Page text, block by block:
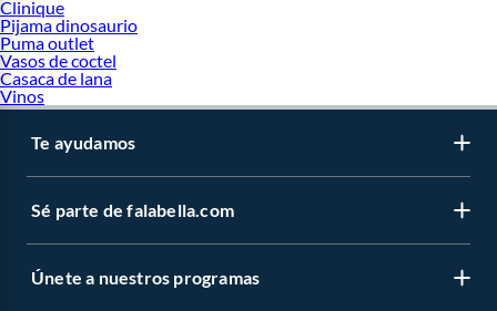
Clinique
Pijama dinosaurio
Puma outlet
Vasos de coctel
Casaca de lana
Vinos
Te ayudamos
Sé parte de falabella.com
Únete a nuestros programas